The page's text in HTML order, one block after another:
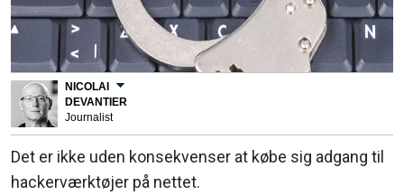
NICOLAI
DEVANTIER
Journalist
Det er ikke uden konsekvenser at købe sig adgang til
hackerværktøjer på nettet.